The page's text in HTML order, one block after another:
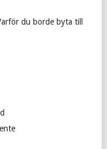
du borde byta till